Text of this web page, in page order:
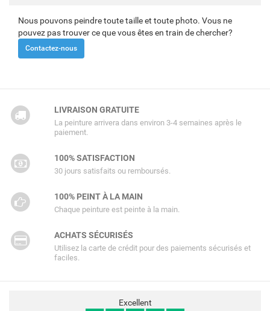
Nous pouvons peindre toute taille et toute photo. Vous ne
pouvez pas trouver ce que vous êtes en train de chercher?
Contactez-nous
LIVRAISON GRATUITE
La peinture arrivera dans environ 3-4 semaines après le
paiement.
100% SATISFACTION
30 jours satisfaits ou remboursés.
100% PEINT À LA MAIN
Chaque peinture est peinte à la main.
ACHATS SÉCURISÉS
Utilisez la carte de crédit pour des paiements sécurisés et
faciles.
Excellent